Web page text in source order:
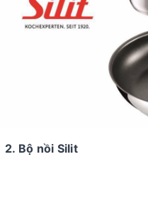
2. Bộ nồi Silit